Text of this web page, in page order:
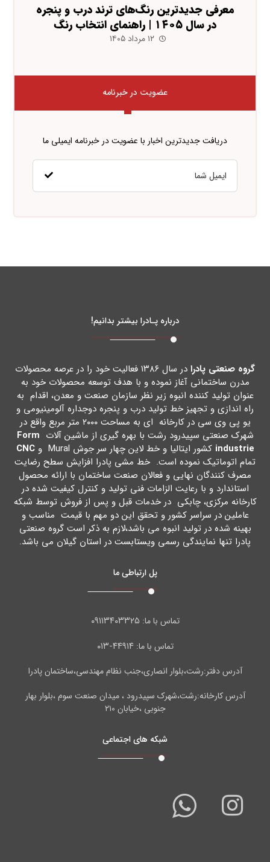
معرفی جدیدترین رنگ‌های ترند درب و پنجره
در سال ۱۴۰۵ | راهنمای انتخاب رنگ
۱۲ مرداد ۱۴۰۵
عضویت در خبرنامه
دریافت جدیدترین اخبار با عضویت در خبرنامه ایمیلی ما
درباره پـادرا بیشتر بدانیم!
گروه صنعتی پادرا
در سال ۱۳۸۶ فعالیت خود را در عرصه محصولات
مدرن ساختمانی آغاز نموده و با هدف توسعه محصولات خود به
عنوان تولید کننده انبوه زیر نظر سازمان صنعت و معدن، اقدام به
راه اندازي و تجهیز خط تولید درب و پنجره دوجداره آلومینیومی و
یو پی وي سی در کارخانه اي به مساحت ۲۰۰۰ متر مربع واقع در
شهرك صنعتی سپیدرود رشت با بهره گیري از ماشین آلات Form
industrie کشور ایتالیا و خط لاین چهار سر جوش Mural و
CNC
تمام اتوماتیک نموده است. خط مشی پادرا افزایش سطح رضایت
مصرف کنندگان نهایی و فعالان صنعت ساختمان با ارائه محصول
استاندارد و با رعایت الزامات فنی تولید و کنترل کیفیت شده در
کارخانه مرکزي، چابکی در خدمات قبل و پس از فروش توسط شبکه
عاملین در سراسر کشور و تحقق این دو مهم با قیمت مناسب و
بهینه شده در تولید انبوه می باشد،لازم به ذکر است گروه صنعتی
پادرا تنها نمایندگی رسمی ویستابست در استان گیلان می باشد.
پل ارتباطی ما
تماس با ما:۰۹۱۱۳۴۰۳۳۲۵
تماس با ما: ۴۴۹۱۴-۰۱۳
آدرس دفتر:رشت،بلوار انصاری،جنب نظام مهندسی،ساختمان پادرا
آدرس کارخانه:رشت،شهرک سپیدرود ، میدان صنعت سوم ،بلوار بهار
جنوبی ،خیابان ۲۱۰
شبکه های اجتماعی